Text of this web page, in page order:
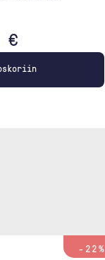
€
-22%